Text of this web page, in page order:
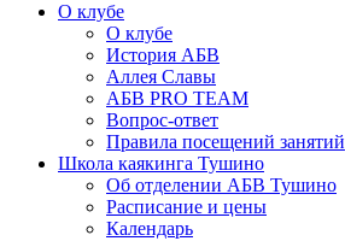
О клубе
О клубе
История АБВ
Аллея Славы
АБВ PRO TEAM
Вопрос-ответ
Правила посещений занятий
Школа каякинга Тушино
Об отделении АБВ Тушино
Расписание и цены
Календарь